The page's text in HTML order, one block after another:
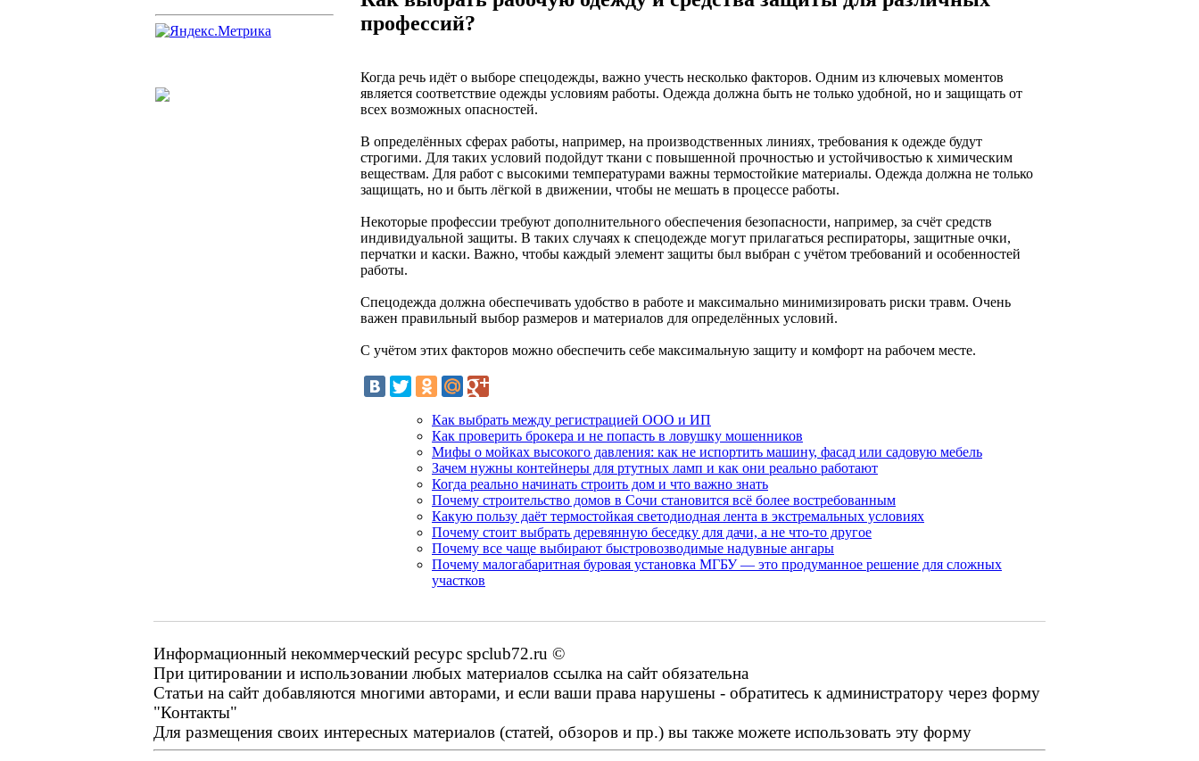
профессий?
Когда речь идёт о выборе спецодежды, важно учесть несколько факторов. Одним из ключевых моментов
является соответствие одежды условиям работы. Одежда должна быть не только удобной, но и защищать от
всех возможных опасностей.
В определённых сферах работы, например, на производственных линиях, требования к одежде будут
строгими. Для таких условий подойдут ткани с повышенной прочностью и устойчивостью к химическим
веществам. Для работ с высокими температурами важны термостойкие материалы. Одежда должна не только
защищать, но и быть лёгкой в движении, чтобы не мешать в процессе работы.
Некоторые профессии требуют дополнительного обеспечения безопасности, например, за счёт средств
индивидуальной защиты. В таких случаях к спецодежде могут прилагаться респираторы, защитные очки,
перчатки и каски. Важно, чтобы каждый элемент защиты был выбран с учётом требований и особенностей
работы.
Спецодежда должна обеспечивать удобство в работе и максимально минимизировать риски травм. Очень
важен правильный выбор размеров и материалов для определённых условий.
С учётом этих факторов можно обеспечить себе максимальную защиту и комфорт на рабочем месте.
Как выбрать между регистрацией ООО и ИП
Как проверить брокера и не попасть в ловушку мошенников
Мифы о мойках высокого давления: как не испортить машину, фасад или садовую мебель
Зачем нужны контейнеры для ртутных ламп и как они реально работают
Когда реально начинать строить дом и что важно знать
Почему строительство домов в Сочи становится всё более востребованным
Какую пользу даёт термостойкая светодиодная лента в экстремальных условиях
Почему стоит выбрать деревянную беседку для дачи, а не что-то другое
Почему все чаще выбирают быстровозводимые надувные ангары
Почему малогабаритная буровая установка МГБУ — это продуманное решение для сложных
участков
Информационный некоммерческий ресурс spclub72.ru ©
При цитировании и использовании любых материалов ссылка на сайт обязательна
Статьи на сайт добавляются многими авторами, и если ваши права нарушены - обратитесь к администратору через форму
"Контакты"
Для размещения своих интересных материалов (статей, обзоров и пр.) вы также можете использовать эту форму